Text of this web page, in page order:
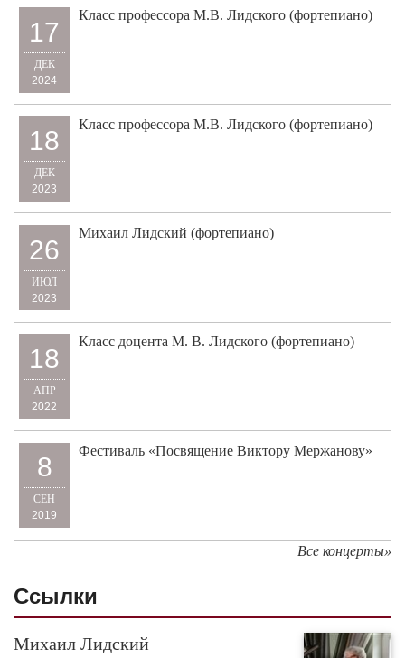
17
ДЕК
2024
Класс профессора М.В. Лидского (фортепиано)
18
ДЕК
2023
Класс профессора М.В. Лидского (фортепиано)
26
ИЮЛ
2023
Михаил Лидский (фортепиано)
18
АПР
2022
Класс доцента М. В. Лидского (фортепиано)
8
СЕН
2019
Фестиваль «Посвящение Виктору Мержанову»
Все концерты»
Cсылки
Михаил Лидский